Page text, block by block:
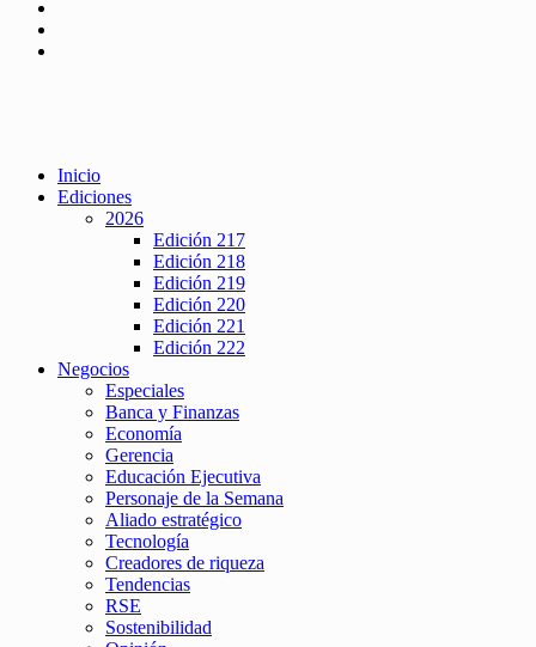
Inicio
Ediciones
2026
Edición 217
Edición 218
Edición 219
Edición 220
Edición 221
Edición 222
Negocios
Especiales
Banca y Finanzas
Economía
Gerencia
Educación Ejecutiva
Personaje de la Semana
Aliado estratégico
Tecnología
Creadores de riqueza
Tendencias
RSE
Sostenibilidad